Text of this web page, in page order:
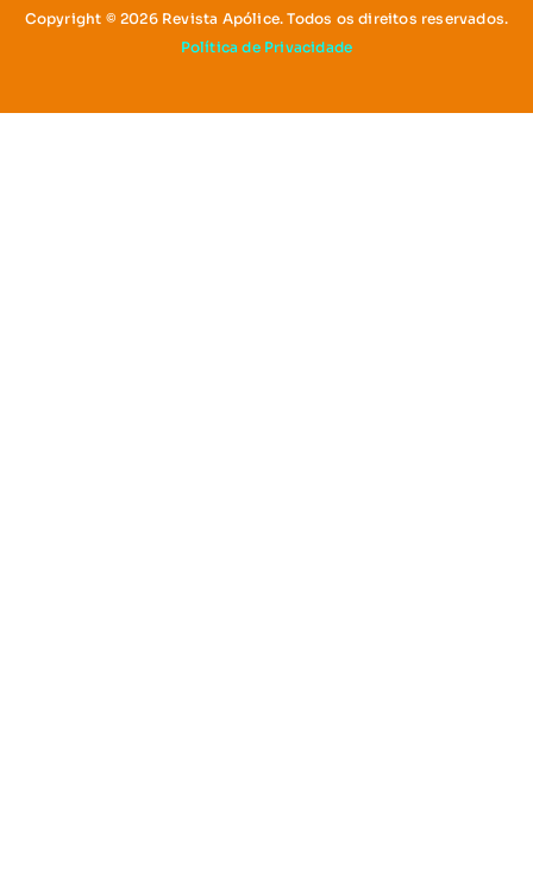
Copyright © 2026 Revista Apólice. Todos os direitos reservados.
Política de Privacidade